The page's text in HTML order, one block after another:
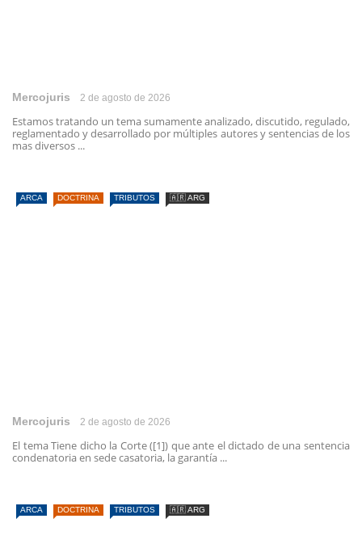
Mercojuris 2 de agosto de 2026
Estamos tratando un tema sumamente analizado, discutido, regulado,
reglamentado y desarrollado por múltiples autores y sentencias de los
mas diversos ...
ARCA DOCTRINA TRIBUTOS 🇦🇷 ARG
Mercojuris 2 de agosto de 2026
El tema Tiene dicho la Corte ([1]) que ante el dictado de una sentencia
condenatoria en sede casatoria, la garantía ...
ARCA DOCTRINA TRIBUTOS 🇦🇷 ARG